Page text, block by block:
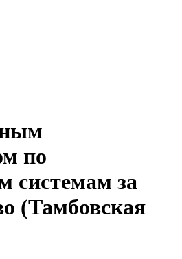
по
системам за
(Тамбовская